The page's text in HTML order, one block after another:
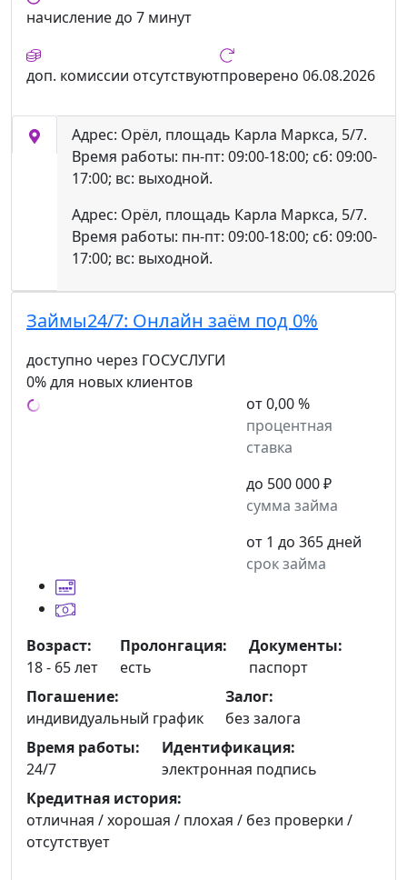
начислениедо 7 минут
доп. комиссии отсутствуютпроверено 06.08.2026
Адрес: Орёл, площадь Карла Маркса, 5/7.
Время работы: пн-пт: 09:00-18:00; сб: 09:00-
17:00; вс: выходной.
Адрес: Орёл, площадь Карла Маркса, 5/7.
Время работы: пн-пт: 09:00-18:00; сб: 09:00-
17:00; вс: выходной.
Займы24/7: Онлайн заём под 0%
доступно через ГОСУСЛУГИ
0% для новых клиентов
от 0,00 %
процентная
ставка
до 500 000 ₽
сумма займа
от 1 до 365 дней
срок займа
Возраст:
18 - 65 лет
Пролонгация:
есть
Документы:
паспорт
Погашение:
индивидуальный график
Залог:
без залога
Время работы:
24/7
Идентификация:
электронная подпись
Кредитная история:
отличная / хорошая / плохая / без проверки /
отсутствует